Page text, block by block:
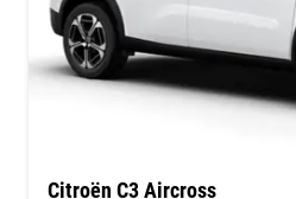
Citroën C3 Aircross